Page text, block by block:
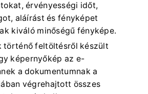
érvényességi időt,
aláírást és fényképet
kiváló minőségű fényképe.
történő feltöltésről készült
képernyőkép az e-
a dokumentumnak a
végrehajtott összes